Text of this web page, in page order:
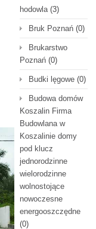
hodowla(3)
Bruk Poznań (0)
Brukarstwo
Poznań (0)
Budki lęgowe (0)
Budowa domów
Koszalin Firma
Budowlana w
Koszalinie domy
pod klucz
jednorodzinne
wielorodzinne
wolnostojące
nowoczesne
energooszczędne
(0)